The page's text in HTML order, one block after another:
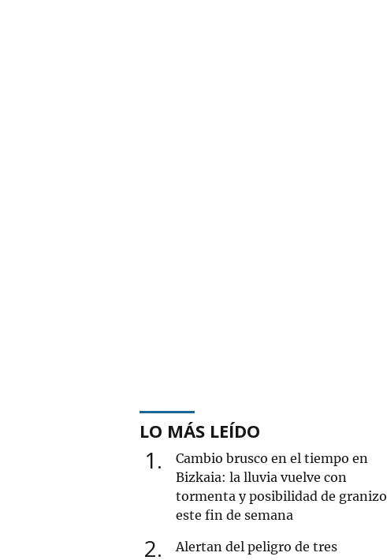
LO MÁS LEÍDO
1
Cambio brusco en el tiempo en
Bizkaia: la lluvia vuelve con
tormenta y posibilidad de granizo
este fin de semana
2
Alertan del peligro de tres